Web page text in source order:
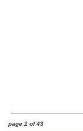
page 1 of 43